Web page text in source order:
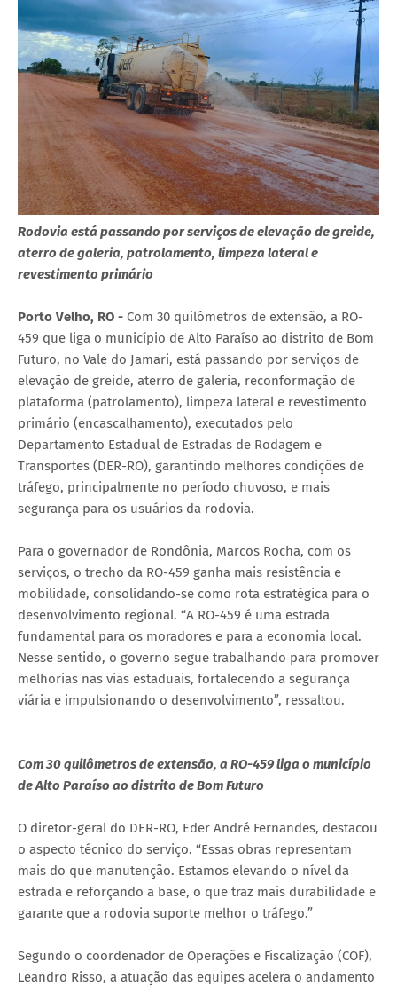
Rodovia está passando por serviços de elevação de greide,
aterro de galeria, patrolamento, limpeza lateral e
revestimento primário
Porto Velho, RO - Com 30 quilômetros de extensão, a RO-
459 que liga o município de Alto Paraíso ao distrito de Bom
Futuro, no Vale do Jamari, está passando por serviços de
elevação de greide, aterro de galeria, reconformação de
plataforma (patrolamento), limpeza lateral e revestimento
primário (encascalhamento), executados pelo
Departamento Estadual de Estradas de Rodagem e
Transportes (DER-RO), garantindo melhores condições de
tráfego, principalmente no período chuvoso, e mais
segurança para os usuários da rodovia.
Para o governador de Rondônia, Marcos Rocha, com os
serviços, o trecho da RO-459 ganha mais resistência e
mobilidade, consolidando-se como rota estratégica para o
desenvolvimento regional. “A RO-459 é uma estrada
fundamental para os moradores e para a economia local.
Nesse sentido, o governo segue trabalhando para promover
melhorias nas vias estaduais, fortalecendo a segurança
viária e impulsionando o desenvolvimento”, ressaltou.
Com 30 quilômetros de extensão, a RO-459 liga o município
de Alto Paraíso ao distrito de Bom Futuro
O diretor-geral do DER-RO, Eder André Fernandes, destacou
o aspecto técnico do serviço. “Essas obras representam
mais do que manutenção. Estamos elevando o nível da
estrada e reforçando a base, o que traz mais durabilidade e
garante que a rodovia suporte melhor o tráfego.”
Segundo o coordenador de Operações e Fiscalização (COF),
Leandro Risso, a atuação das equipes acelera o andamento